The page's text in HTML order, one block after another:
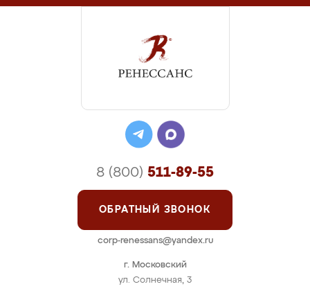
г. Московский
ул. Солнечная, 3
8 (800) 511-89-55
ОБРАТНЫЙ ЗВОНОК
corp-renessans@yandex.ru